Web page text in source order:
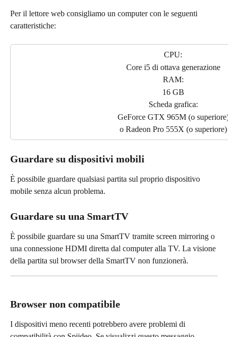
Per il lettore web consigliamo un computer con le seguenti
caratteristiche:
CPU:
Core i5 di ottava generazione
RAM:
16 GB
Scheda grafica:
GeForce GTX 965M (o
o Radeon Pro 555X (o superiore)
Guardare su dispositivi mobili
È possibile guardare qualsiasi partita sul proprio dispositivo
mobile senza alcun problema.
Guardare su una SmartTV
È possibile guardare su una SmartTV tramite screen mirroring o
una connessione HDMI diretta dal computer alla TV. La visione
della partita sul browser della SmartTV non funzionerà.
Browser non compatibile
I dispositivi meno recenti potrebbero avere problemi di